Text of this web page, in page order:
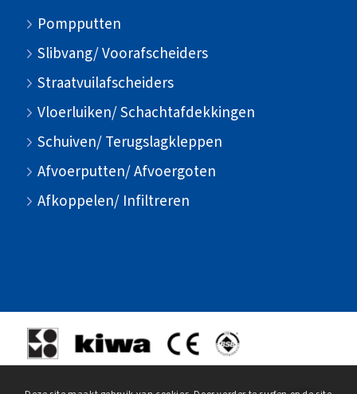
Pompputten
Slibvang/ Voorafscheiders
Straatvuilafscheiders
Vloerluiken/ Schachtafdekkingen
Schuiven/ Terugslagkleppen
Afvoerputten/ Afvoergoten
Afkoppelen/ Infiltreren